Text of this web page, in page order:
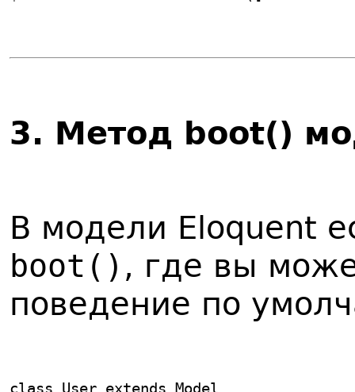
3. Метод boot()
В модели Eloquent
boot() , где вы
поведение по